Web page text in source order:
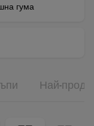
гума
Най-